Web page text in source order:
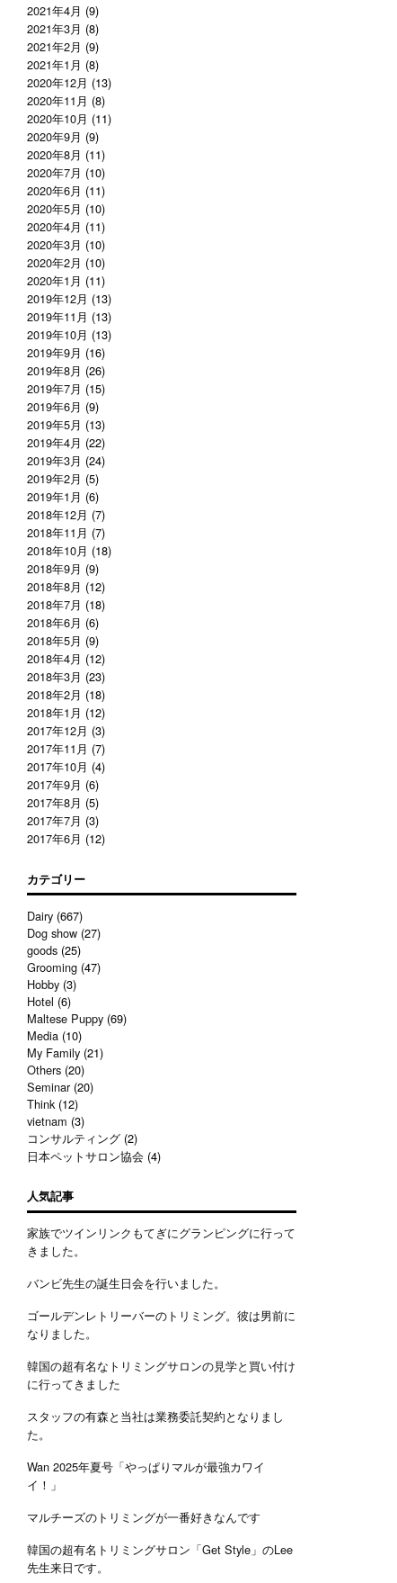
2021年4月 (9)
2021年3月 (8)
2021年2月 (9)
2021年1月 (8)
2020年12月 (13)
2020年11月 (8)
2020年10月 (11)
2020年9月 (9)
2020年8月 (11)
2020年7月 (10)
2020年6月 (11)
2020年5月 (10)
2020年4月 (11)
2020年3月 (10)
2020年2月 (10)
2020年1月 (11)
2019年12月 (13)
2019年11月 (13)
2019年10月 (13)
2019年9月 (16)
2019年8月 (26)
2019年7月 (15)
2019年6月 (9)
2019年5月 (13)
2019年4月 (22)
2019年3月 (24)
2019年2月 (5)
2019年1月 (6)
2018年12月 (7)
2018年11月 (7)
2018年10月 (18)
2018年9月 (9)
2018年8月 (12)
2018年7月 (18)
2018年6月 (6)
2018年5月 (9)
2018年4月 (12)
2018年3月 (23)
2018年2月 (18)
2018年1月 (12)
2017年12月 (3)
2017年11月 (7)
2017年10月 (4)
2017年9月 (6)
2017年8月 (5)
2017年7月 (3)
2017年6月 (12)
カテゴリー
Dairy (667)
Dog show (27)
goods (25)
Grooming (47)
Hobby (3)
Hotel (6)
Maltese Puppy (69)
Media (10)
My Family (21)
Others (20)
Seminar(20)
Think(12)
vietnam (3)
コンサルティング (2)
日本ペットサロン協会 (4)
人気記事
家族でツインリンクもてぎにグランピングに行って
きました。
バンビ先生の誕生日会を行いました。
ゴールデンレトリーバーのトリミング。彼は男前に
なりました。
韓国の超有名なトリミングサロンの見学と買い付け
に行ってきました
スタッフの有森と当社は業務委託契約となりまし
た。
Wan 2025年夏号「やっぱりマルが最強カワイ
イ！」
マルチーズのトリミングが一番好きなんです
韓国の超有名トリミングサロン「Get Style」のLee
先生来日です。